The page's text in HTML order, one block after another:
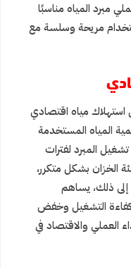
مبرد المياه مناسبًا
مريحة وسلسة مع
مياه اقتصادي
المياه المستخدمة
المبرد لفترات
الخزان بشكل متكرر،
إلى ذلك، يساهم
كفاءة التشغيل وخفض
العملي والاقتصاد في